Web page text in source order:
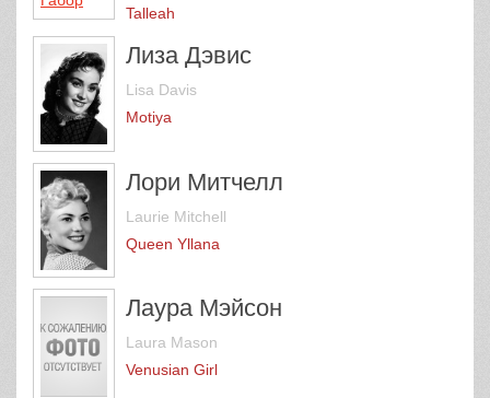
Talleah
Лиза Дэвис
Lisa Davis
Motiya
Лори Митчелл
Laurie Mitchell
Queen Yllana
Лаура Мэйсон
Laura Mason
Venusian Girl